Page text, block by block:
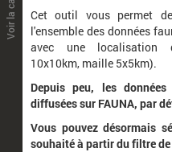
Voir la carte
Rang taxonomique :
Cet outil vous permet
l'ensemble des données
avec une localisation
10x10km, maille 5x5km).
Depuis peu, les
diffusées sur FAUNA, par
Vous pouvez désormais
souhaité à partir du filtre de